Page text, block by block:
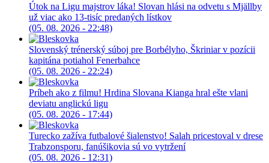
Útok na Ligu majstrov láka! Slovan hlási na odvetu s Mjällby
už viac ako 13-tisíc predaných lístkov
(05. 08. 2026 - 22:48)
Slovenský trénerský súboj pre Borbélyho, Škriniar v pozícii
kapitána potiahol Fenerbahce
(05. 08. 2026 - 22:24)
Príbeh ako z filmu! Hrdina Slovana Kianga hral ešte vlani
deviatu anglickú ligu
(05. 08. 2026 - 17:44)
Turecko zažíva futbalové šialenstvo! Salah pricestoval v drese
Trabzonsporu, fanúšikovia sú vo vytržení
(05. 08. 2026 - 12:31)